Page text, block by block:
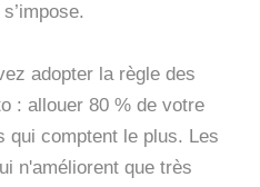
adopter la règle des
: allouer 80 % de votre
qui comptent le plus. Les
n'améliorent que très